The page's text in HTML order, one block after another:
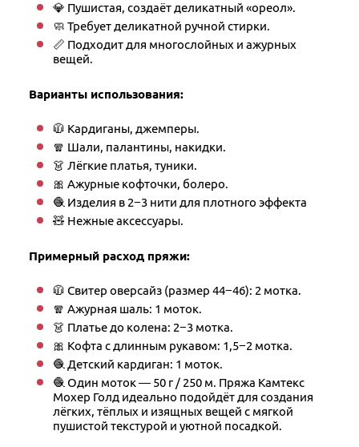
💎 Пушистая, создаёт деликатный «ореол».
🧼 Требует деликатной ручной стирки.
📏 Подходит для многослойных и ажурных
вещей.
Варианты использования:
🧥 Кардиганы, джемперы.
🧣 Шали, палантины, накидки.
👗 Лёгкие платья, туники.
🎀 Ажурные кофточки, болеро.
🧶 Изделия в 2−3 нити для плотного эффекта
🧸 Нежные аксессуары.
Примерный расход пряжи:
🧥 Свитер оверсайз (размер 44−46): 2 мотка.
🧣 Ажурная шаль: 1 моток.
👗 Платье до колена: 2−3 мотка.
🎀 Кофта с длинным рукавом: 1,5−2 мотка.
🧶 Детский кардиган: 1 моток.
🧶 Один моток — 50 г / 250 м. Пряжа Камтекс
Мохер Голд идеально подойдёт для создания
лёгких, тёплых и изящных вещей с мягкой
пушистой текстурой и уютной посадкой.